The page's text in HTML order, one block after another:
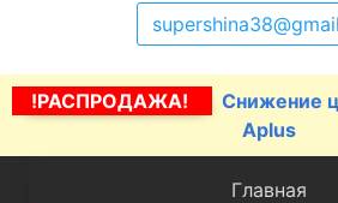
!РАСПРОДАЖА!
Снижение
Aplus
Главная